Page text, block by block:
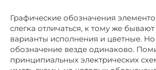
Графические обозначения
слегка отличаться, к тому же
варианты исполнения и цветные.
обозначение везде одинаково.
принципиальных электрических